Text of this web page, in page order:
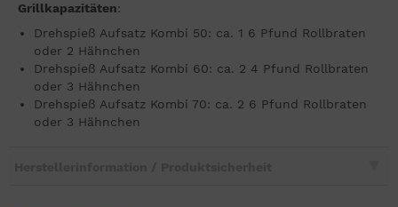
Grillkapazitäten:
Drehspieß Aufsatz Kombi 50: ca. 1 6 Pfund Rollbraten
oder 2 Hähnchen
Drehspieß Aufsatz Kombi 60: ca. 2 4 Pfund Rollbraten
oder 3 Hähnchen
Drehspieß Aufsatz Kombi 70: ca. 2 6 Pfund Rollbraten
oder 3 Hähnchen